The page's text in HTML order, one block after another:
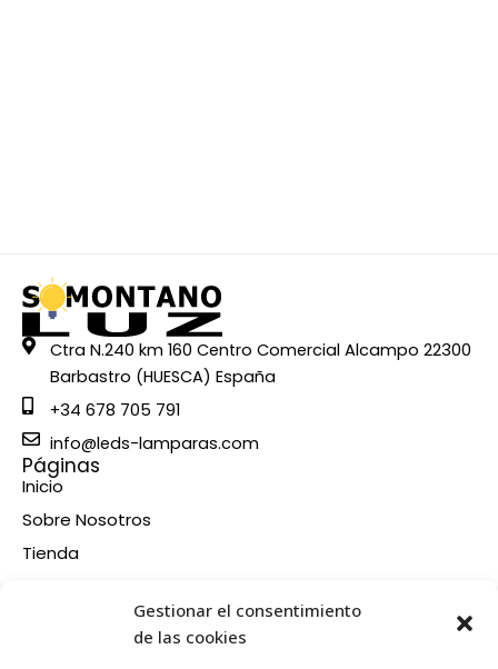
Gestionar el consentimiento
de las cookies
Ctra N.240 km 160 Centro Comercial Alcampo 22300
Barbastro (HUESCA) España
+34 678 705 791
info@leds-lamparas.com
Páginas
Inicio
Sobre Nosotros
Tienda
Información